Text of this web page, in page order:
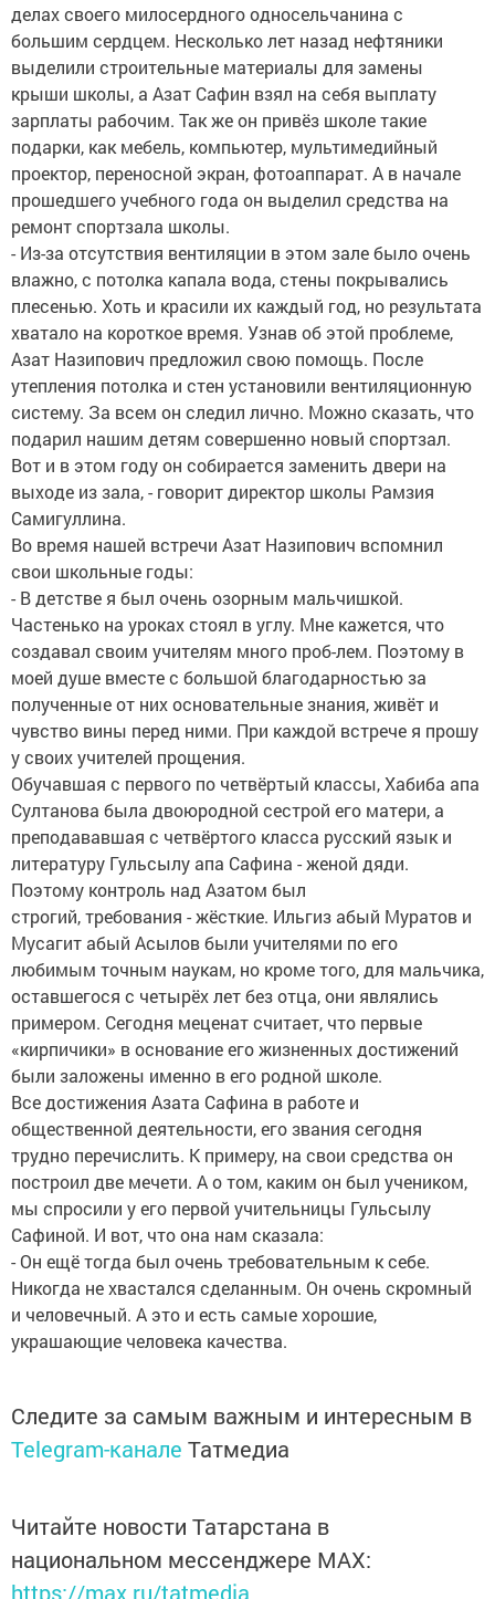
делах своего милосердного односельчанина с
большим сердцем. Несколько лет назад нефтяники
выделили строительные материалы для замены
крыши школы, а Азат Сафин взял на себя выплату
зарплаты рабочим. Так же он привёз школе такие
подарки, как мебель, компьютер, мультимедийный
проектор, переносной экран, фотоаппарат. А в начале
прошедшего учебного года он выделил средства на
ремонт спортзала школы.
- Из-за отсутствия вентиляции в этом зале было очень
влажно, с потолка капала вода, стены покрывались
плесенью. Хоть и красили их каждый год, но результата
хватало на короткое время. Узнав об этой проблеме,
Азат Назипович предложил свою помощь. После
утепления потолка и стен установили вентиляционную
систему. За всем он следил лично. Можно сказать, что
подарил нашим детям совершенно новый спортзал.
Вот и в этом году он собирается заменить двери на
выходе из зала, - говорит директор школы Рамзия
Самигуллина.
Во время нашей встречи Азат Назипович вспомнил
свои школьные годы:
- В детстве я был очень озорным мальчишкой.
Частенько на уроках стоял в углу. Мне кажется, что
создавал своим учителям много проб-лем. Поэтому в
моей душе вместе с большой благодарностью за
полученные от них основательные знания, живёт и
чувство вины перед ними. При каждой встрече я прошу
у своих учителей прощения.
Обучавшая с первого по четвёртый классы, Хабиба апа
Султанова была двоюродной сестрой его матери, а
преподававшая с четвёртого класса русский язык и
литературу Гульсылу апа Сафина - женой дяди.
Поэтому контроль над Азатом был
строгий, требования - жёсткие. Ильгиз абый Муратов и
Мусагит абый Асылов были учителями по его
любимым точным наукам, но кроме того, для мальчика,
оставшегося с четырёх лет без отца, они являлись
примером. Сегодня меценат считает, что первые
«кирпичики» в основание его жизненных достижений
были заложены именно в его родной школе.
Все достижения Азата Сафина в работе и
общественной деятельности, его звания сегодня
трудно перечислить. К примеру, на свои средства он
построил две мечети. А о том, каким он был учеником,
мы спросили у его первой учительницы Гульсылу
Сафиной. И вот, что она нам сказала:
- Он ещё тогда был очень требовательным к себе.
Никогда не хвастался сделанным. Он очень скромный
и человечный. А это и есть самые хорошие,
украшающие человека качества.
Следите за самым важным и интересным в
Telegram-канале Татмедиа
Читайте новости Татарстана в
национальном мессенджере MАХ:
https://max.ru/tatmedia